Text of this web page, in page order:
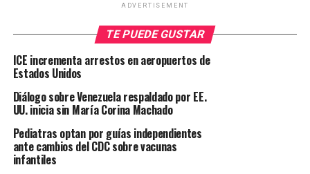
ADVERTISEMENT
TE PUEDE GUSTAR
ICE incrementa arrestos en aeropuertos de
Estados Unidos
Diálogo sobre Venezuela respaldado por EE.
UU. inicia sin María Corina Machado
Pediatras optan por guías independientes
ante cambios del CDC sobre vacunas
infantiles